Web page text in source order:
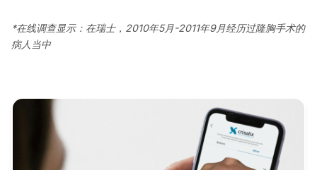
*在线调查显示：在瑞士，2010年5月-2011年9月经历过隆胸手术的
病人当中